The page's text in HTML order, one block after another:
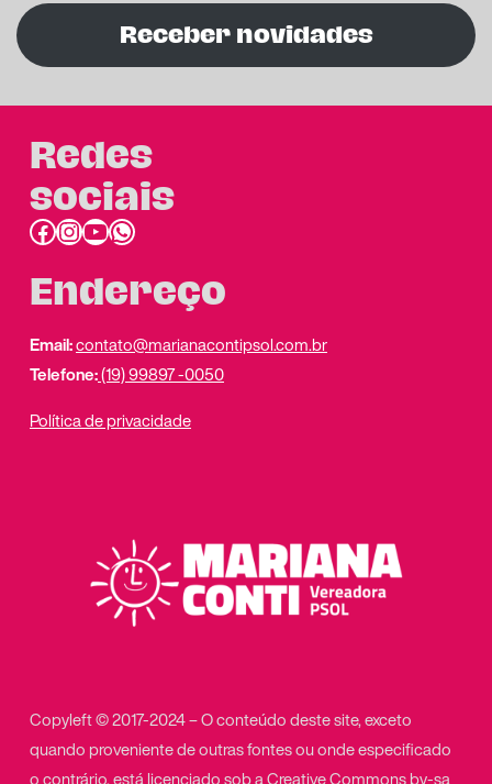
Receber novidades
Redes
sociais
Facebook InstagramYoutube link do whatsapp
Endereço
Email:contato@marianacontipsol.com.br
Telefone:(19) 99897 -0050
Política de privacidade
Copyleft © 2017-2024 – O conteúdo deste site, exceto
quando proveniente de outras fontes ou onde especificado
o contrário, está licenciado sob aCreative Commons by-sa